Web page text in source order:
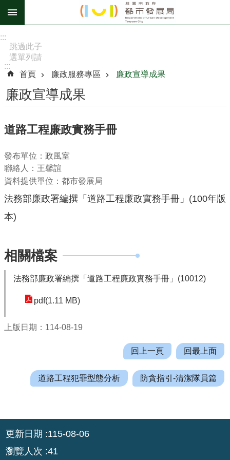
跳到主要內容區塊
階
搜
尋
息
告
認
我
們
關
通
訊
錄
資
府
資
:::
跳過此子
選單列請
[Enter]，
繼續則按
[Tab]
:::
首頁
廉政服務專區 廉政宣導成果
廉政宣導成果
道路工程廉政實務手冊
發布單位：政風室
聯絡人：王馨誼
資料提供單位：都市發展局
法務部廉政署編撰「道路工程廉政實務手冊」(100年版
本)
相關檔案
法務部廉政署編撰「道路工程廉政實務手冊」(10012)
pdf(1.11 MB)
上版日期：114-08-19
回上一頁 回最上面
道路工程犯罪型態分析 防貪指引-清潔隊員篇
更新日期 115-08-06
瀏覽人次
41